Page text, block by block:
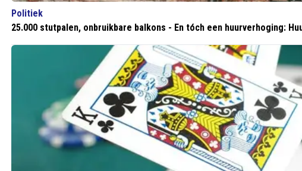
Politiek
25.000 stutpalen, onbruikbare balkons - En tóch een huurverhoging: